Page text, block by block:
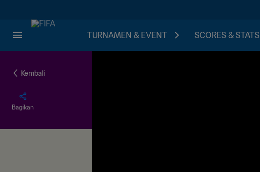
TURNAMEN & EVENT SCORES & STATS
Kembali
Bagikan